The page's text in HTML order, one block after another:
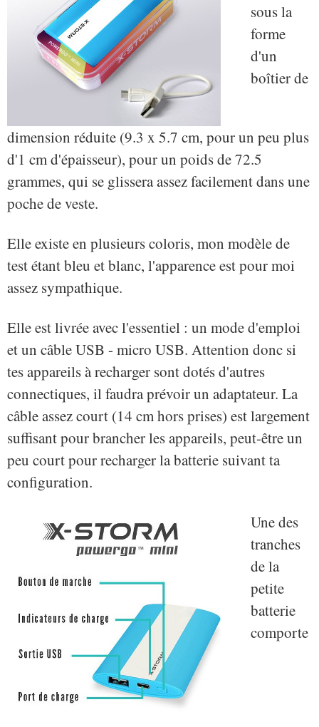
sous la
forme
d'un
boîtier de
dimension réduite (9.3 x 5.7 cm, pour un peu plus
d'1 cm d'épaisseur), pour un poids de 72.5
grammes, qui se glissera assez facilement dans une
poche de veste.
Elle existe en plusieurs coloris, mon modèle de
test étant bleu et blanc, l'apparence est pour moi
assez sympathique.
Elle est livrée avec l'essentiel : un mode d'emploi
et un câble USB - micro USB. Attention donc si
tes appareils à recharger sont dotés d'autres
connectiques, il faudra prévoir un adaptateur. La
câble assez court (14 cm hors prises) est largement
suffisant pour brancher les appareils, peut-être un
peu court pour recharger la batterie suivant ta
configuration.
Une des
tranches
de la
petite
batterie
comporte